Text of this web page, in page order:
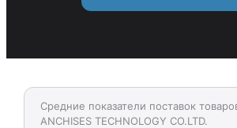
Средние показатели поставок
ANCHISES TECHNOLOGY CO.LTD.